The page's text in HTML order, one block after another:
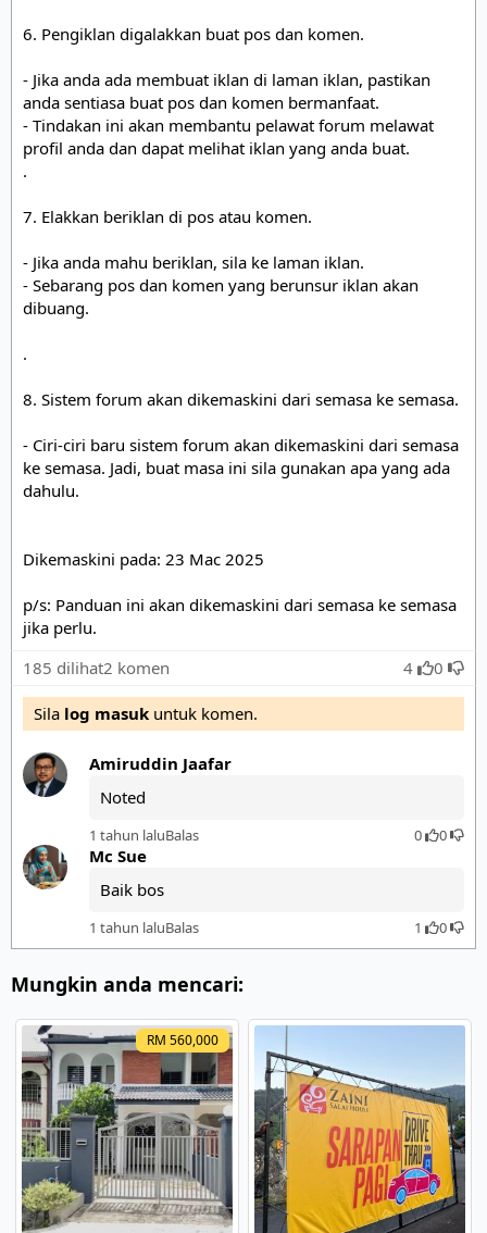
6. Pengiklan digalakkan buat pos dan komen.
- Jika anda ada membuat iklan di laman iklan, pastikan
anda sentiasa buat pos dan komen bermanfaat.
- Tindakan ini akan membantu pelawat forum melawat
profil anda dan dapat melihat iklan yang anda buat.
.
7. Elakkan beriklan di pos atau komen.
- Jika anda mahu beriklan, sila ke laman iklan.
- Sebarang pos dan komen yang berunsur iklan akan
dibuang.
.
8. Sistem forum akan dikemaskini dari semasa ke semasa.
- Ciri-ciri baru sistem forum akan dikemaskini dari semasa
ke semasa. Jadi, buat masa ini sila gunakan apa yang ada
dahulu.
Dikemaskini pada: 23 Mac 2025
p/s: Panduan ini akan dikemaskini dari semasa ke semasa
jika perlu.
185 dilihat2 komen 4 0
Sila log masuk untuk komen.
Amiruddin Jaafar
Noted
1 tahun laluBalas 0 0
Mc Sue
Baik bos
1 tahun laluBalas 1 0
Mungkin anda mencari:
RM 560,000